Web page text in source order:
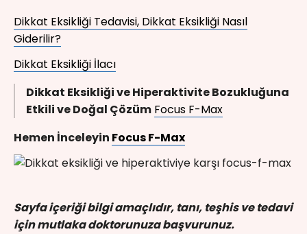
Dikkat Eksikliği Tedavisi, Dikkat Eksikliği Nasıl
Giderilir?
Dikkat Eksikliği İlacı
Dikkat Eksikliği ve Hiperaktivite Bozukluğuna
Etkili ve Doğal Çözüm Focus F-Max
Hemen İnceleyin Focus F-Max
Sayfa içeriği bilgi amaçlıdır, tanı, teşhis ve tedavi
için mutlaka doktorunuza başvurunuz.